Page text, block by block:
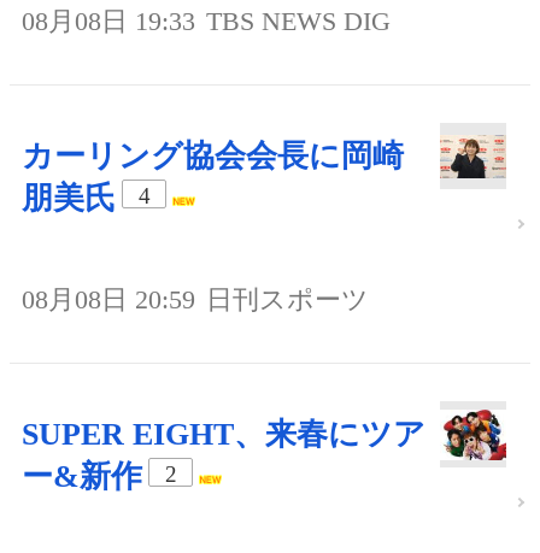
08月08日 19:33 TBS NEWS DIG
カーリング協会会長に岡崎
朋美氏
4
08月08日 20:59 日刊スポーツ
SUPER EIGHT、来春にツア
ー&新作
2